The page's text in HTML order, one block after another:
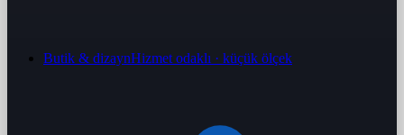
Butik & dizaynHizmet odaklı · küçük ölçek